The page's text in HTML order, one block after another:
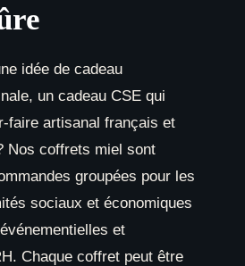
idée de cadeau
un cadeau CSE qui
faire artisanal français et
Nos coffrets miel sont
groupées pour les
sociaux et économiques
et
Chaque coffret peut être